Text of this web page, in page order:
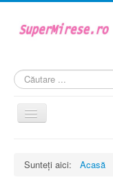
Căutare
...
Comută
navigarea
Mireasa
Sunteți aici: Acasă